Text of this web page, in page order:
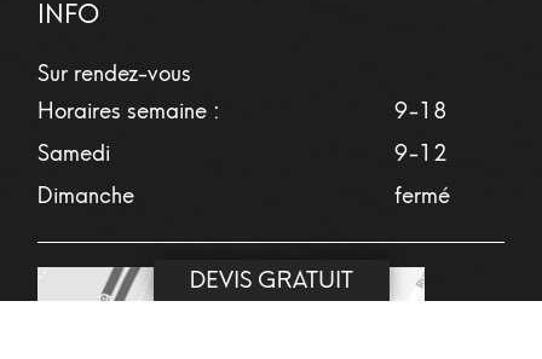
INFO
Sur rendez-vous
Horaires semaine :
9-18
Samedi
9-12
Dimanche
fermé
DEVIS GRATUIT